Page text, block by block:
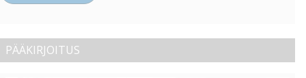
PÄÄKIRJOITUS